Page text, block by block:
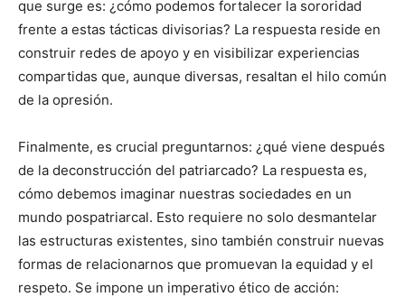
que surge es: ¿cómo podemos fortalecer la sororidad
frente a estas tácticas divisorias? La respuesta reside en
construir redes de apoyo y en visibilizar experiencias
compartidas que, aunque diversas, resaltan el hilo común
de la opresión.
Finalmente, es crucial preguntarnos: ¿qué viene después
de la deconstrucción del patriarcado? La respuesta es,
cómo debemos imaginar nuestras sociedades en un
mundo pospatriarcal. Esto requiere no solo desmantelar
las estructuras existentes, sino también construir nuevas
formas de relacionarnos que promuevan la equidad y el
respeto. Se impone un imperativo ético de acción: